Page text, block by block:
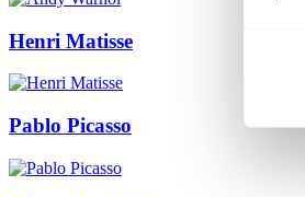
Henri Matisse
Pablo Picasso